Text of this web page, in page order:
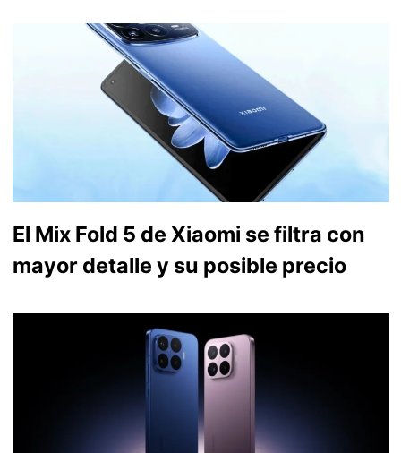
El Mix Fold 5 de Xiaomi se filtra con
mayor detalle y su posible precio